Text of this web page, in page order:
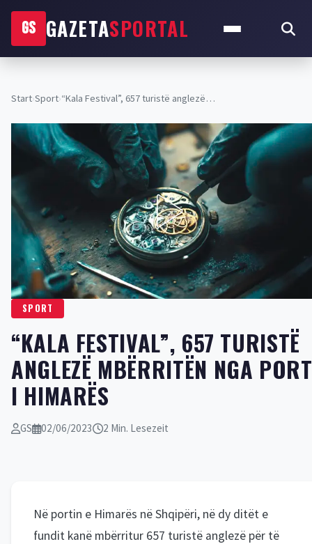
GS GAZETASPORTAL
Start›Sport›“Kala Festival”, 657 turistë anglezë…
SPORT
“KALA FESTIVAL”, 657 TURISTË
ANGLEZË MBËRRITËN NGA
I HIMARËS
GS 02/06/2023 2 Min. Lesezeit
Në portin e Himarës në Shqipëri, në dy ditët e
fundit kanë mbërritur 657 turistë anglezë për të